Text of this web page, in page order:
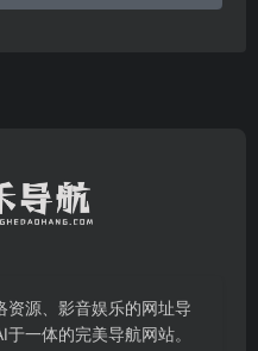
资源、影音娱乐的网址导
一体的完美导航网站。